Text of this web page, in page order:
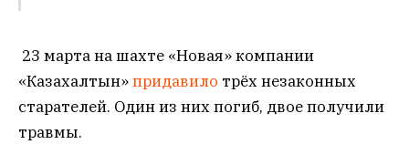
23 марта на шахте «Новая» компании
«Казахалтын»придавило трёх незаконных
старателей. Один из них погиб, двое получили
травмы.